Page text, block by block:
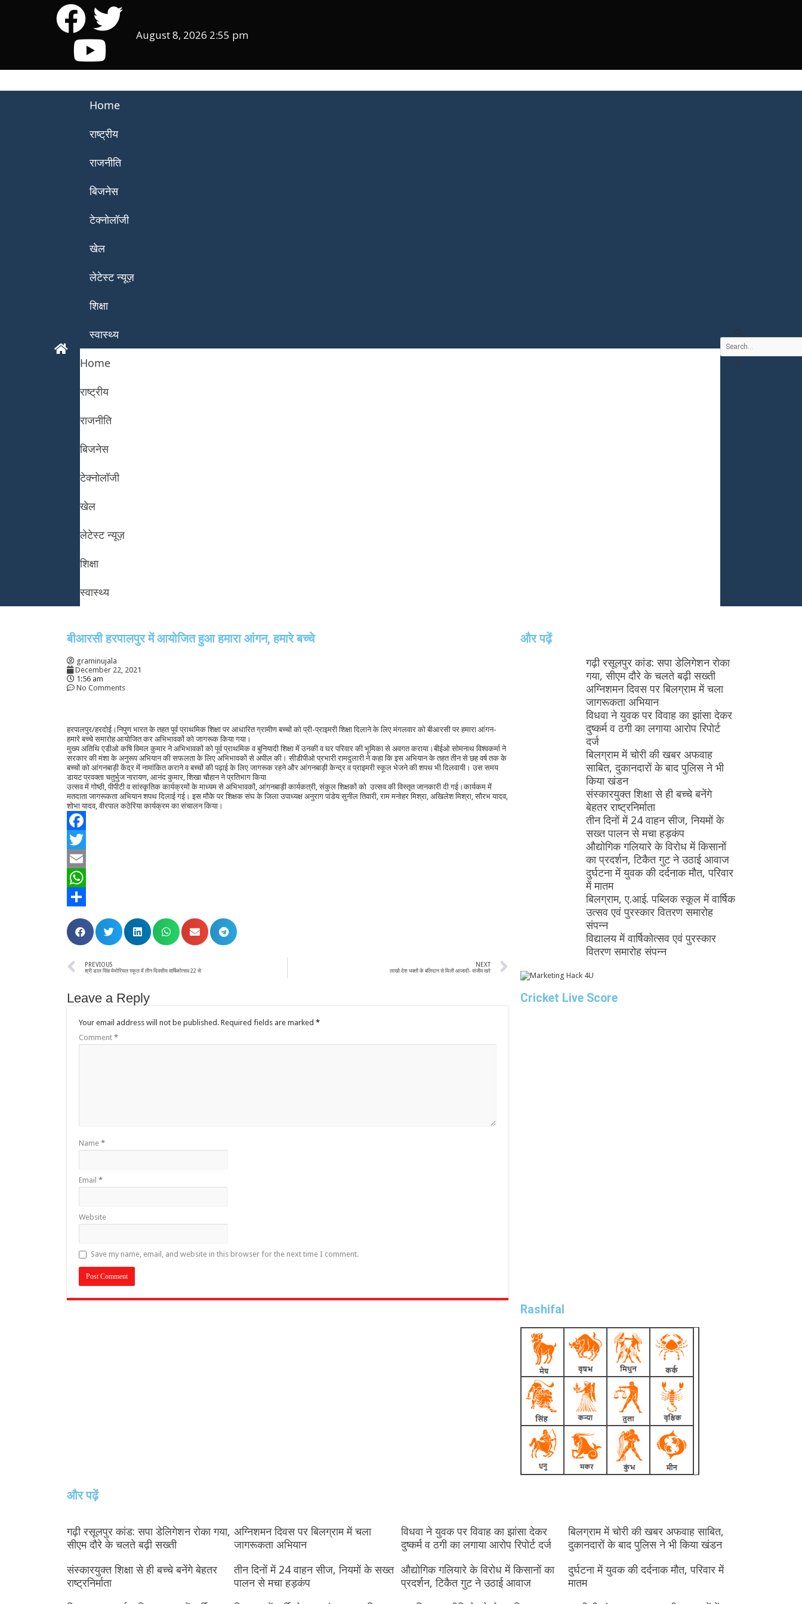
August 8, 2026 2:55 pm
Home
राष्ट्रीय
राजनीति
बिजनेस
टेक्नोलॉजी
खेल
लेटेस्ट न्यूज़
शिक्षा
स्वास्थ्य
Home
राष्ट्रीय
राजनीति
बिजनेस
टेक्नोलॉजी
खेल
लेटेस्ट न्यूज़
शिक्षा
स्वास्थ्य
बीआरसी हरपालपुर में आयोजित हुआ हमारा आंगन, हमारे बच्चे
graminujala
December 22, 2021
1:56 am
No Comments
हरपालपुर/हरदोई।निपुण भारत के तहत पूर्व प्राथमिक शिक्षा पर आधारित ग्रामीण बच्चों को प्री-प्राइमरी शिक्षा दिलाने के लिए मंगलवार को बीआरसी पर हमारा आंगन-
हमारे बच्चे समारोह आयोजित कर अभिभावकों को जागरूक किया गया।
मुख्य अतिथि एडीओ कषि विमल कुमार ने अभिभावकों को पूर्व प्राथमिक व बुनियादी शिक्षा में उनकी व घर परिवार की भूमिका से अवगत कराया।बीईओ सोमनाथ विश्वकर्मा ने
सरकार की मंशा के अनुरूप अभियान की सफलता के लिए अभिभावकों से अपील की। सीडीपीओ प्रभारी रामदुलारी ने कहा कि इस अभियान के तहत तीन से छह वर्ष तक के
बच्चों को आंगनबाड़ी केंद्र में नामांकित कराने व बच्चों की पढ़ाई के लिए जागरूक रहने और आंगनबाड़ी केन्द्र व प्राइमरी स्कूल भेजने की शपथ भी दिलवायी। उस समय
डायट प्रवक्ता चतुर्भुज नारायण, आनंद कुमार, शिखा चौहान ने प्रतिभाग किया
उत्सव में गोष्ठी, पीपीटी व सांस्कृतिक कार्यक्रमों के माध्यम से अभिभावकों, आंगनबाड़ी कार्यकत्री, संकुल शिक्षकों को उत्सव की विस्तृत जानकारी दी गई।कार्यकम में
मतदाता जागरूकता अभियान शपथ दिलाई गई। इस मौके पर शिक्षक संघ के जिला उपाध्यक्ष अनुराग पांडेय सुनील तिवारी, राम मनोहर मिश्रा, अखिलेश मिश्रा, सौरभ यादव,
शोभा यादव, वीरपाल कठेरिया कार्यक्रम का संचालन किया।
Facebook
Twitter
Email
WhatsApp
PREVIOUS
श्री डाल सिंह मेमोरियल स्कूल में तीन दिवसीय वार्षिकोत्सव 22 से
NEXT
लाखो देश भक्तों के बलिदान से मिली आजादी- संजीव खरे
Leave a Reply
Your email address will not be published. Required fields are marked *
Comment *
Name *
Email *
Website
Save my name, email, and website in this browser for the next time I comment.
और पढ़ें
गढ़ी रसूलपुर कांड: सपा डेलिगेशन रोका
गया, सीएम दौरे के चलते बढ़ी सख्ती
अग्निशमन दिवस पर बिलग्राम में चला
जागरूकता अभियान
विधवा ने युवक पर विवाह का झांसा देकर
दुष्कर्म व ठगी का लगाया आरोप रिपोर्ट
दर्ज
बिलग्राम में चोरी की खबर अफवाह
साबित, दुकानदारों के बाद पुलिस ने भी
किया खंडन
संस्कारयुक्त शिक्षा से ही बच्चे बनेंगे
बेहतर राष्ट्रनिर्माता
तीन दिनों में 24 वाहन सीज, नियमों के
सख्त पालन से मचा हड़कंप
औद्योगिक गलियारे के विरोध में किसानों
का प्रदर्शन, टिकैत गुट ने उठाई आवाज
दुर्घटना में युवक की दर्दनाक मौत, परिवार
में मातम
बिलग्राम, ए.आई. पब्लिक स्कूल में वार्षिक
उत्सव एवं पुरस्कार वितरण समारोह
संपन्न
विद्यालय में वार्षिकोत्सव एवं पुरस्कार
वितरण समारोह संपन्न
Cricket Live Score
Rashifal
और पढ़ें
गढ़ी रसूलपुर कांड: सपा डेलिगेशन रोका गया,
सीएम दौरे के चलते बढ़ी सख्ती
अग्निशमन दिवस पर बिलग्राम में चला
जागरूकता अभियान
विधवा ने युवक पर विवाह का झांसा देकर
दुष्कर्म व ठगी का लगाया आरोप रिपोर्ट दर्ज
बिलग्राम में चोरी की खबर अफवाह साबित,
दुकानदारों के बाद पुलिस ने भी किया खंडन
संस्कारयुक्त शिक्षा से ही बच्चे बनेंगे बेहतर
राष्ट्रनिर्माता
तीन दिनों में 24 वाहन सीज, नियमों के सख्त
पालन से मचा हड़कंप
औद्योगिक गलियारे के विरोध में किसानों का
प्रदर्शन, टिकैत गुट ने उठाई आवाज
दुर्घटना में युवक की दर्दनाक मौत, परिवार में
मातम